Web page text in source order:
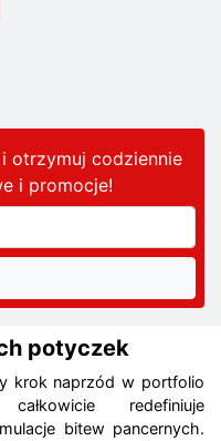
i otrzymuj codziennie
i promocje!
potyczek
krok naprzód w portfolio
redefiniuje
bitew pancernych.